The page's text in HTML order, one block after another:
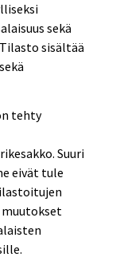
sekä
sisältää
tehty
Suuri
eivät tule